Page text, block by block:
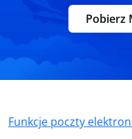
Pobierz
Funkcje poczty